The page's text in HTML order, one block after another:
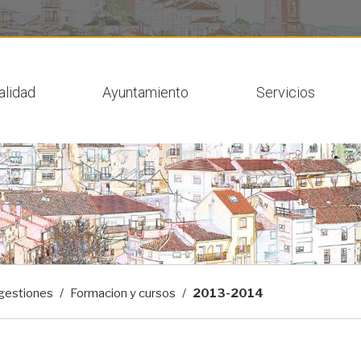
Ayuntamiento Servicios
Formacion y cursos 2013-2014